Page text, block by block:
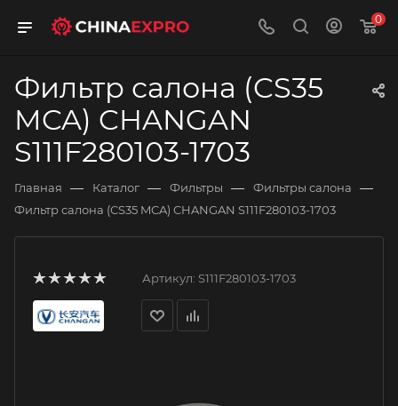
0
Фильтр салона (CS35
MCA) CHANGAN
S111F280103-1703
Главная — Каталог — Фильтры — Фильтры салона —
Фильтр салона (CS35 MCA) CHANGAN S111F280103-1703
Артикул: S111F280103-1703